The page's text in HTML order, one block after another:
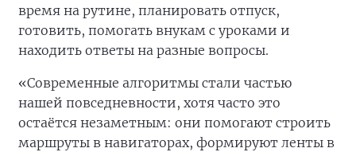
время на рутине, планировать отпуск,
готовить, помогать внукам с уроками и
находить ответы на разные вопросы.
«Современные алгоритмы стали частью
нашей повседневности, хотя часто это
остаётся незаметным: они помогают строить
маршруты в навигаторах, формируют ленты в